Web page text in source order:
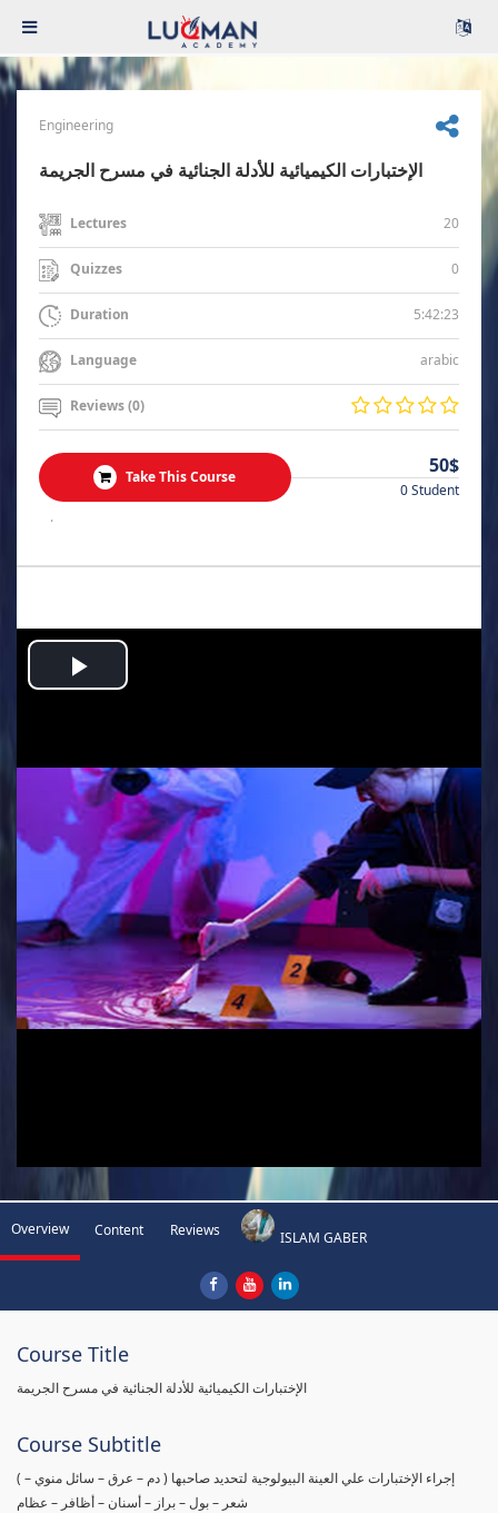
Engineering
الإختبارات الكيميائية للأدلة الجنائية في مسرح الجريمة
Lectures 20
Quizzes 0
Duration 5:42:23
Language arabic
Reviews (0)
Take This Course 50$
0 Student
.
Play
Overview Content Reviews ISLAM GABER
Course Title
الإختبارات الكيميائية للأدلة الجنائية في مسرح الجريمة
Course Subtitle
( إجراء الإختبارات علي العينة البيولوجية لتحديد صاحبها ( دم – عرق – سائل منوي –
شعر – بول – براز – أسنان – أظافر – عظام